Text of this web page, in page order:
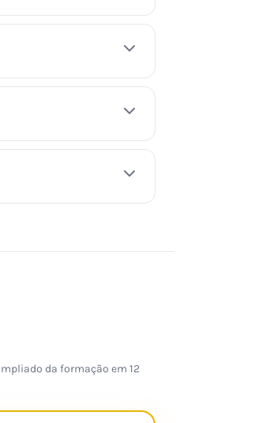
da formação em 12